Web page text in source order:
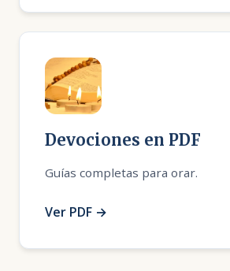
Devociones en PDF
Guías completas para orar.
Ver PDF →